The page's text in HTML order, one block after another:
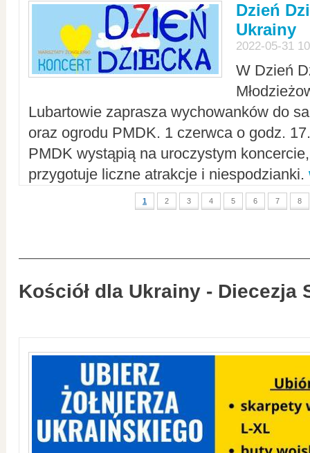
Dzień
Ukrainy
2022-05-31
W Dzień
Lubartowie zaprasza wychowanków do
oraz ogrodu PMDK. 1 czerwca o godz.
PMDK wystąpią na uroczystym
przygotuje liczne atrakcje i niespodzianki.
1 2 3 4 5 6 7 8
Kościół dla Ukrainy - Diecezja